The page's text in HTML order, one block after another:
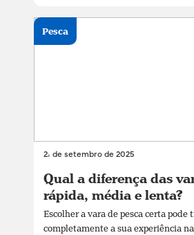
24 de setembro de 2025
Qual a diferença das
rápida, média e lenta?
Escolher a vara de pesca certa pode
completamente a sua experiência
Pesca